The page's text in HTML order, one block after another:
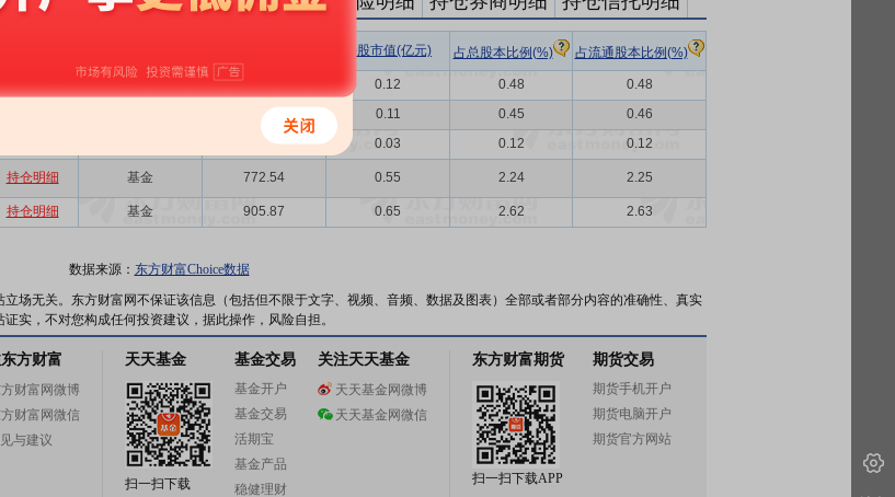
持股市值(亿元) 占总股本比例(%) 占流通股本比例(%)
0.12 0.48
0.48
156.94 0.11 0.45
0.46
41.85 0.03 0.12 0.12
持仓明细 基金 772.54 0.55 2.24 2.25
持仓明细 基金 905.87 0.65 2.62 2.63
数据来源： 东方财富Choice数据
场无关。东方财富网不保证该信息（包括但不限于文字、视频、音频、数据及图表）全部或者部分内容的准确性、真实
实，不对您构成任何投资建议，据此操作，风险自担。
方财富
财富网微博
财富网微信
与建议
天天基金
扫一扫下载
基金交易
基金开户
基金交易
活期宝
基金产品
稳健理财
关注天天基金
天天基金网微博
天天基金网微信
东方财富期货
扫一扫下载APP
期货交易
期货手机开户
期货电脑开户
期货官方网站